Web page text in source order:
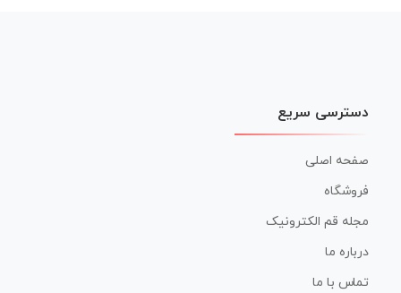
دسترسی سریع
صفحه اصلی
فروشگاه
مجله قم الکترونیک
درباره ما
تماس با ما